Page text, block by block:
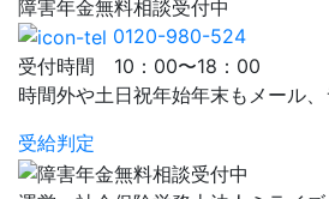
障害年金無料相談受付中
0120-980-524
受付時間 10：00〜18：00
時間外や土日祝年始年末もメール
受給判定